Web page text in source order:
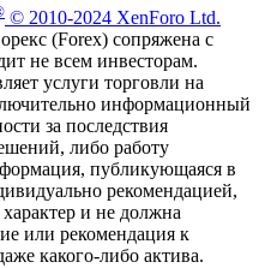
© 2010-2024 XenForo Ltd.
(Forex) сопряжена с
не всем инвесторам.
услуги торговли на
информационный
за последствия
либо работу
публикующаяся в
рекомендацией,
и не должна
или рекомендация к
какого-либо актива.